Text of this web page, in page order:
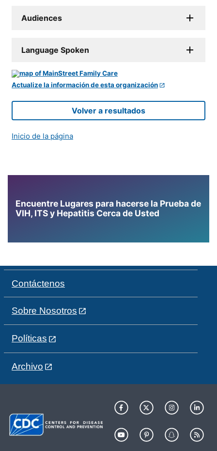
Audiences
Language Spoken
Actualize la información de esta organización
Volver a resultados
Inicio de la página
Encuentre Lugares para hacerse la Prueba de
VIH, ITS y Hepatitis Cerca de Usted
Contáctenos
Sobre Nosotros
Políticas
Archivo